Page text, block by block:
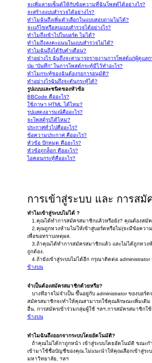
จะเพิ่มลายเซ็นต์ให้กับข้อความที่ฉันโพสต์ได้อย่างไร?
จะสร้างแบบสำรวจได้อย่างไร?
ทำไมฉันถึงเพิ่มตัวเลือกในแบบสอบถามไม่ได้?
จะแก้ไขหรือลบแบบสำรวจได้อย่างไร?
ทำไมถึงเข้าไปในบอร์ด ไม่ได้?
ทำไมถึงลงคะแนนในแบบสำรวจไม่ได้?
ทำไมฉันถึงได้รับคำเตือน?
ทำอย่างไร ฉันถึงจะสามารถรายงานการโพสต์แก่ผู้ดูแลก
ปุ่ม “บันทึก” ในการโพสต์กระทู้มีไว้ทำอะไร?
ทำไมกระทู้ของฉันต้องรอการอนุมัติ?
ทำอย่างไรฉันถึงจะดันกระทู้ได้?
รูปแบบและชนิดของหัวข้อ
BBCode คืออะไร?
ใช้ภาษา HTML ได้ไหม?
รูปแสดงอารมณ์คืออะไร?
จะโพสต์รูปได้ไหม?
ประกาศทั่วไปคืออะไร?
ข้อความประกาศ คืออะไร?
หัวข้อ ปักหมุด คืออะไร?
หัวข้อถูกล็อก คืออะไร?
ไอคอนกระทู้คืออะไร?
การเข้าสู่ระบบ และ การสมั
ทำไมเข้าสู่ระบบไม่ได้ ?
1.คุณได้ทำการสมัครสมาชิกแล้วหรือยัง? คุณต้องสมัค
2.คุณถูกหวงห้ามไม่ให้เข้าสู่บอร์ดหรือไม่(จะมีข้อควา
เพื่อขอทราบเหตุผล.
3.ถ้าคุณได้ทำการสมัครสมาชิกแล้ว และไม่ได้ถูกหวง
ถูกต้อง.
4.ถ้ายังเข้าสู่ระบบไม่ได้อีก กรุณาติดต่อ
ข้างบน
จำเป็นต้องสมัครสมาชิกด้วยหรือ?
บางทีอาจไม่จำเป็น ขึ้นอยู่กับ administrator ของบอ
สมัครสมาชิกจะทำให้คุณสามารถใช้คุณลักษณะเพิ่มเติม
อื่น, การสมัครเข้าร่วมกลุ่มผู้ใช้ ฯลฯ.การสมัครสมาชิกใ
ข้างบน
ทำไมฉันถึงออกจากระบบโดยอัตโนมัติ?
ถ้าคุณไม่ได้กาถูกหน้า เข้าสู่ระบบโดยอัตโนมัติ ขณะก
เข้ามาใช้ชื่อบัญชีของคุณ.ไม่แนะนำให้คุณเลือกเข้าสู่ร
มหาวิทยาลัย, ฯลฯ